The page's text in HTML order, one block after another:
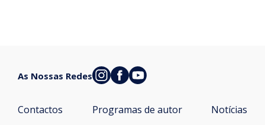
Contactos Programas de autor Notícias
As Nossas Redes